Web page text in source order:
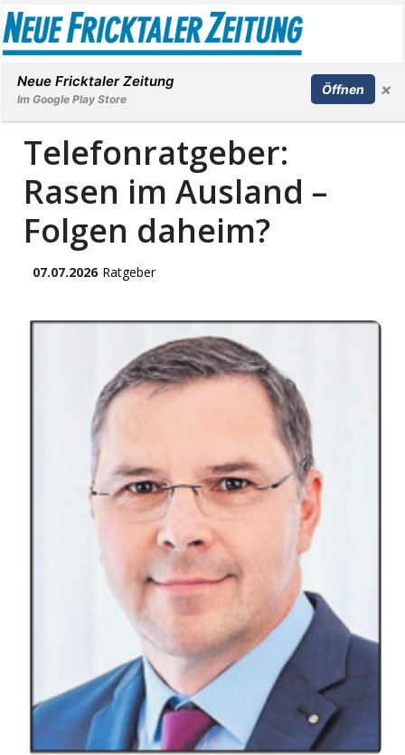
Stellen
E-
Abonnieren Anmelden
Telefonratgeber:
Rasen im Ausland –
Folgen daheim?
07.07.2026 Ratgeber
Neue Fricktaler Zeitung
Im Google Play Store
Öffnen ×